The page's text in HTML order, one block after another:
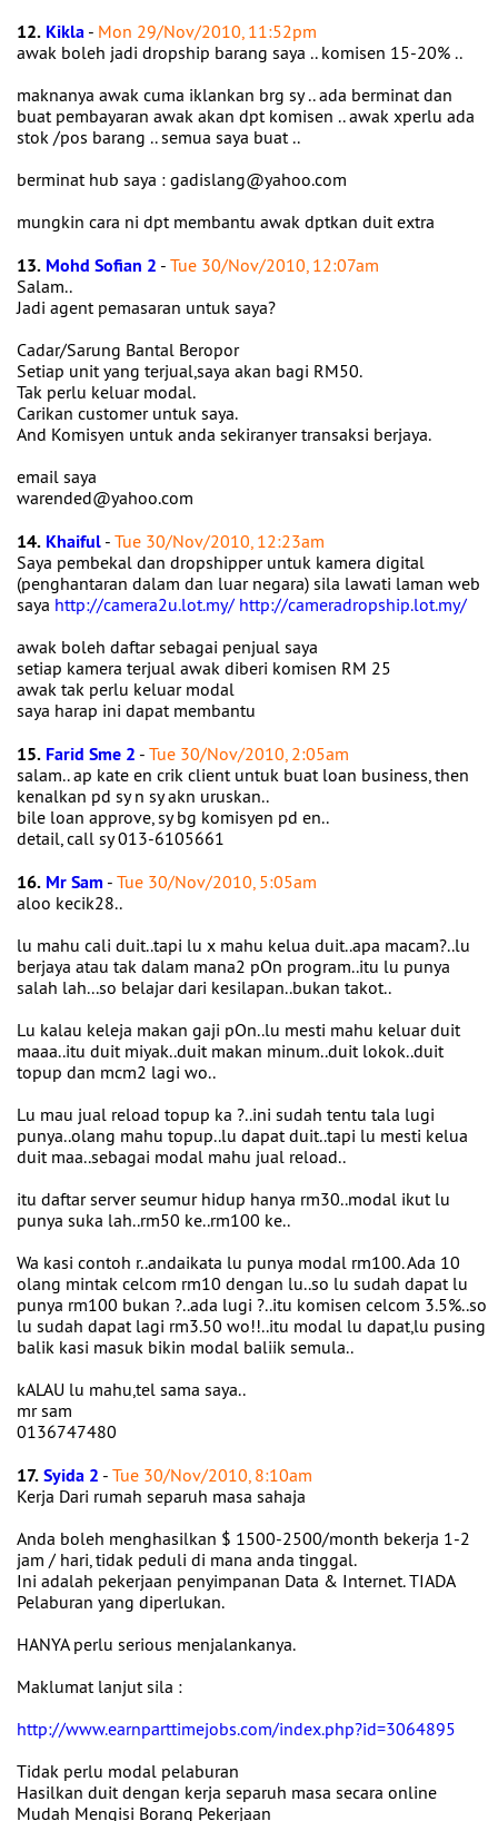
12. Kikla - Mon 29/Nov/2010, 11:52pm
awak boleh jadi dropship barang saya .. komisen 15-20% ..
maknanya awak cuma iklankan brg sy .. ada berminat dan
buat pembayaran awak akan dpt komisen .. awak xperlu ada
stok /pos barang .. semua saya buat ..
berminat hub saya : gadislang@yahoo.com
mungkin cara ni dpt membantu awak dptkan duit extra
13. Mohd Sofian 2 - Tue 30/Nov/2010, 12:07am
Salam..
Jadi agent pemasaran untuk saya?
Cadar/Sarung Bantal Beropor
Setiap unit yang terjual,saya akan bagi RM50.
Tak perlu keluar modal.
Carikan customer untuk saya.
And Komisyen untuk anda sekiranyer transaksi berjaya.
email saya
warended@yahoo.com
14. Khaiful - Tue 30/Nov/2010, 12:23am
Saya pembekal dan dropshipper untuk kamera digital
(penghantaran dalam dan luar negara) sila lawati laman web
saya http://camera2u.lot.my/ http://cameradropship.lot.my/
awak boleh daftar sebagai penjual saya
setiap kamera terjual awak diberi komisen RM 25
awak tak perlu keluar modal
saya harap ini dapat membantu
15. Farid Sme 2 - Tue 30/Nov/2010, 2:05am
salam.. ap kate en crik client untuk buat loan business, then
kenalkan pd sy n sy akn uruskan..
bile loan approve, sy bg komisyen pd en..
detail, call sy 013-6105661
16. Mr Sam - Tue 30/Nov/2010, 5:05am
aloo kecik28..
lu mahu cali duit..tapi lu x mahu kelua duit..apa macam?..lu
berjaya atau tak dalam mana2 pOn program..itu lu punya
salah lah...so belajar dari kesilapan..bukan takot..
Lu kalau keleja makan gaji pOn..lu mesti mahu keluar duit
maaa..itu duit miyak..duit makan minum..duit lokok..duit
topup dan mcm2 lagi wo..
Lu mau jual reload topup ka ?..ini sudah tentu tala lugi
punya..olang mahu topup..lu dapat duit..tapi lu mesti kelua
duit maa..sebagai modal mahu jual reload..
itu daftar server seumur hidup hanya rm30..modal ikut lu
punya suka lah..rm50 ke..rm100 ke..
Wa kasi contoh r..andaikata lu punya modal rm100. Ada 10
olang mintak celcom rm10 dengan lu..so lu sudah dapat lu
punya rm100 bukan ?..ada lugi ?..itu komisen celcom 3.5%..so
lu sudah dapat lagi rm3.50 wo!!..itu modal lu dapat,lu pusing
balik kasi masuk bikin modal baliik semula..
kALAU lu mahu,tel sama saya..
mr sam
0136747480
17.Syida 2 - Tue 30/Nov/2010, 8:10am
Kerja Dari rumah separuh masa sahaja
Anda boleh menghasilkan $ 1500-2500/month bekerja 1-2
jam / hari, tidak peduli di mana anda tinggal.
Ini adalah pekerjaan penyimpanan Data & Internet. TIADA
Pelaburan yang diperlukan.
HANYA perlu serious menjalankanya.
Maklumat lanjut sila :
http://www.earnparttimejobs.com/index.php?id=3064895
Tidak perlu modal pelaburan
Hasilkan duit dengan kerja separuh masa secara online
Mudah Mengisi Borang Pekerjaan